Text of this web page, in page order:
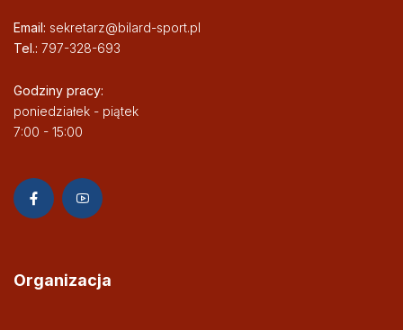
Email: sekretarz@bilard-sport.pl
Tel.: 797-328-693
Godziny pracy:
poniedziałek - piątek
7:00 - 15:00
Organizacja